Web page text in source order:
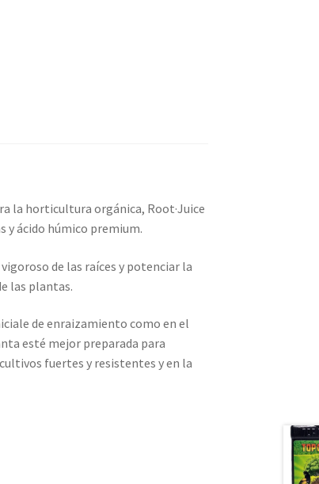
la horticultura orgánica, Root·Juice
y ácido húmico premium.
de las raíces y potenciar la
las plantas.
de enraizamiento como en el
esté mejor preparada para
fuertes y resistentes y en la